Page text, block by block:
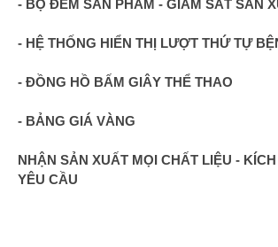
- BỘ ĐẾM SẢN PHẨM - GIÁM SÁT SẢN
- HỆ THỐNG HIỂN THỊ LƯỢT THỨ TỰ
- ĐỒNG HỒ BẤM GIÂY THỂ THAO
- BẢNG GIÁ VÀNG
NHẬN SẢN XUẤT MỌI CHẤT LIỆU -
YÊU CẦU